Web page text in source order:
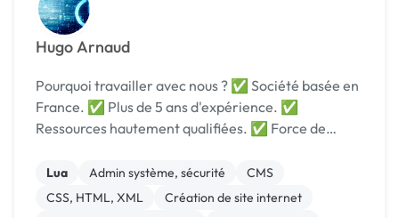
Hugo Arnaud
Pourquoi travailler avec nous ? ✅ Société basée en
France. ✅ Plus de 5 ans d'expérience. ✅
Ressources hautement qualifiées. ✅ Force de
Staffing d'équipe IT en moins de 14 jours. ✅
Partena...
Lua Admin système, sécurité
CMS
CSS, HTML, XML
Création de site internet